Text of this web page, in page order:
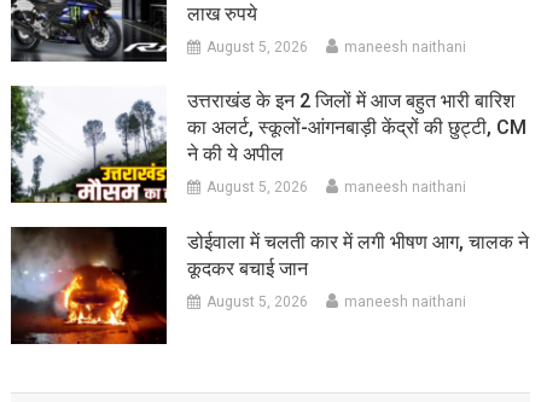
लाख रुपये
August 5, 2026 maneesh naithani
उत्तराखंड के इन 2 जिलों में आज बहुत भारी बारिश
का अलर्ट, स्कूलों-आंगनबाड़ी केंद्रों की छुट्टी, CM
ने की ये अपील
August 5, 2026 maneesh naithani
डोईवाला में चलती कार में लगी भीषण आग, चालक ने
कूदकर बचाई जान
August 5, 2026 maneesh naithani